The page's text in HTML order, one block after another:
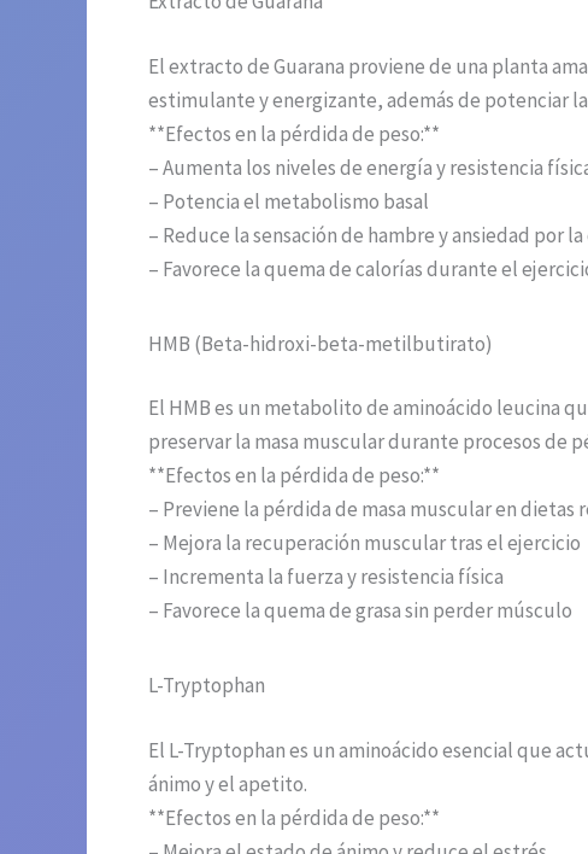
El extracto de Guarana proviene de una planta
estimulante y energizante, además de potenciar
**Efectos en la pérdida de peso:**
– Aumenta los niveles de energía y resistencia
– Potencia el metabolismo basal
– Reduce la sensación de hambre y ansiedad por
– Favorece la quema de calorías durante el
HMB (Beta-hidroxi-beta-metilbutirato)
El HMB es un metabolito de aminoácido leucina
preservar la masa muscular durante procesos de
**Efectos en la pérdida de peso:**
– Previene la pérdida de masa muscular en dietas
– Mejora la recuperación muscular tras el ejercicio
– Incrementa la fuerza y resistencia física
– Favorece la quema de grasa sin perder músculo
L-Tryptophan
El L-Tryptophan es un aminoácido esencial que
ánimo y el apetito.
**Efectos en la pérdida de peso:**